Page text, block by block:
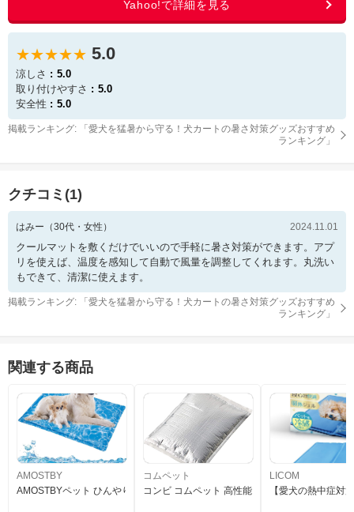
★★★★★ 5.0
涼しさ
5.0
取り付けやすさ
5.0
安全性
5.0
掲載ランキング: 「 愛犬を猛暑から守る！犬カートの暑さ対策グッズおすすめ
ランキング 」
クチコミ(1)
はみー （30代・ 女性 ） 2024.11.01
クールマットを敷くだけでいいので手軽に暑さ対策ができます。アプ
リを使えば、温度を感知して自動で風量を調整してくれます。丸洗い
もできて、清潔に使えます。
掲載ランキング: 「 愛犬を猛暑から守る！犬カートの暑さ対策グッズおすすめ
ランキング 」
関連する商品
AMOSTBY
AMOSTBYペット ひんやりマット 犬 猫 冷却マット クールマット 冷感マット
コムペット
コンビ コムペット 高性能保冷素材アイスバッテ
LICOM
【愛犬の熱中症対